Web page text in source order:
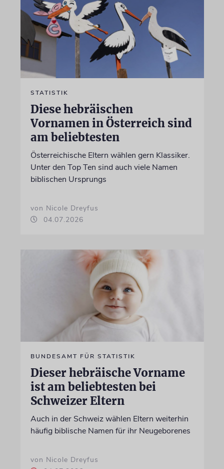
STATISTIK
Diese hebräischen
Vornamen in Österreich sind
am beliebtesten
Österreichische Eltern wählen gern Klassiker.
Unter den Top Ten sind auch viele Namen
biblischen Ursprungs
von Nicole Dreyfus
04.07.2026
BUNDESAMT FÜR STATISTIK
Dieser hebräische Vorname
ist am beliebtesten bei
Schweizer Eltern
Auch in der Schweiz wählen Eltern weiterhin
häufig biblische Namen für ihr Neugeborenes
von Nicole Dreyfus